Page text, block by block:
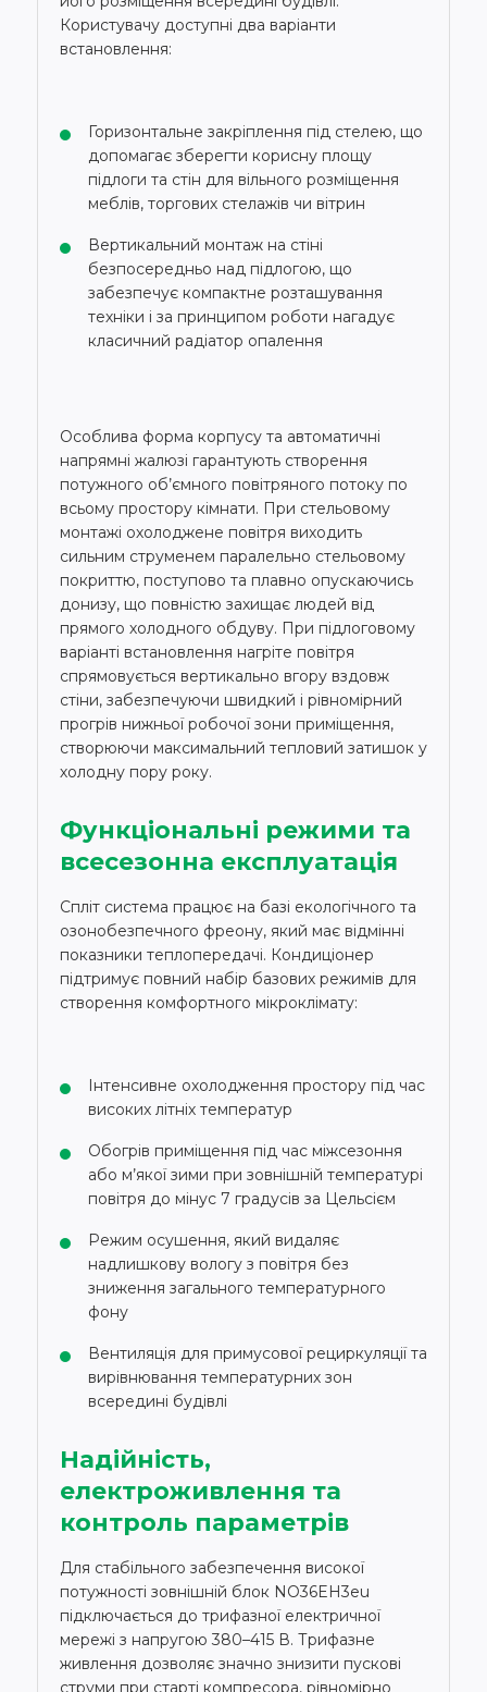
Користувачу доступні два варіанти
встановлення:
Горизонтальне закріплення під стелею, що
допомагає зберегти корисну площу
підлоги та стін для вільного розміщення
меблів, торгових стелажів чи вітрин
Вертикальний монтаж на стіні
безпосередньо над підлогою, що
забезпечує компактне розташування
техніки і за принципом роботи нагадує
класичний радіатор опалення
Особлива форма корпусу та автоматичні
напрямні жалюзі гарантують створення
потужного об’ємного повітряного потоку по
всьому простору кімнати. При стельовому
монтажі охолоджене повітря виходить
сильним струменем паралельно стельовому
покриттю, поступово та плавно опускаючись
донизу, що повністю захищає людей від
прямого холодного обдуву. При підлоговому
варіанті встановлення нагріте повітря
спрямовується вертикально вгору вздовж
стіни, забезпечуючи швидкий і рівномірний
прогрів нижньої робочої зони приміщення,
створюючи максимальний тепловий затишок у
холодну пору року.
Функціональні режими та
всесезонна експлуатація
Спліт система працює на базі екологічного та
озонобезпечного фреону, який має відмінні
показники теплопередачі. Кондиціонер
підтримує повний набір базових режимів для
створення комфортного мікроклімату:
Інтенсивне охолодження простору під час
високих літніх температур
Обогрів приміщення під час міжсезоння
або м’якої зими при зовнішній температурі
повітря до мінус 7 градусів за Цельсієм
Режим осушення, який видаляє
надлишкову вологу з повітря без
зниження загального температурного
фону
Вентиляція для примусової рециркуляції та
вирівнювання температурних зон
всередині будівлі
Надійність,
електроживлення та
контроль параметрів
Для стабільного забезпечення високої
потужності зовнішній блок NO36EH3eu
підключається до трифазної електричної
мережі з напругою 380–415 В. Трифазне
живлення дозволяє значно знизити пускові
струми при старті компресора, рівномірно